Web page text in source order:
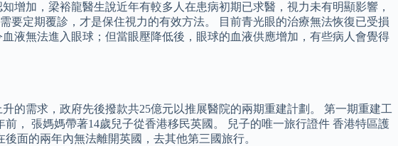
增加，梁裕龍醫生說近年有較多人在患病初期已求醫，視力未有明顯影響，
定期覆診，才是保住視力的有效方法。 目前青光眼的治療無法恢復已受損
液無法進入眼球；但當眼壓降低後，眼球的血液供應增加，有些病人會覺得
的需求，政府先後撥款共25億元以推展醫院的兩期重建計劃。 第一期重建工
， 張媽媽帶著14歲兒子從香港移民英國。 兒子的唯一旅行證件 香港特區護
面的兩年內無法離開英國，去其他第三國旅行。